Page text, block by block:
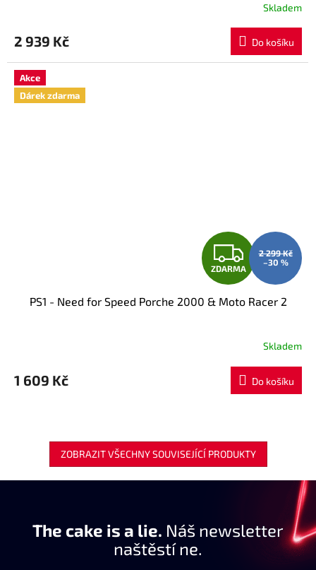
M
A
Skladem
2 939 Kč Do košíku
Akce
Dárek zdarma
Z
D
A
M
A
ZDARMA
2 299 Kč
–30 %
PS1 - Need for Speed Porche 2000 & Moto Racer 2
produktu
je
hvězdiček.
Skladem
1 609 Kč Do košíku
ZOBRAZIT VŠECHNY SOUVISEJÍCÍ PRODUKTY
The cake is a lie. Náš newsletter
naštěstí ne.